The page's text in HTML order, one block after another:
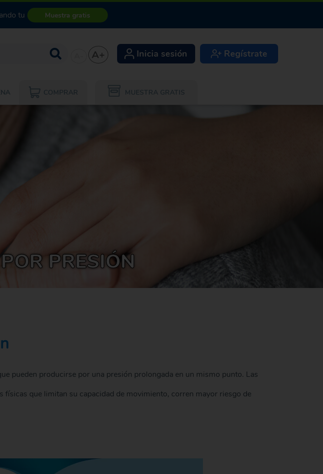
tu Muestra gratis
A+ Inicia sesión Regístrate
COMPRAR MUESTRA GRATIS
PRESIÓN
pueden producirse por una presión prolongada en un mismo punto. Las
que limitan su capacidad de movimiento, corren mayor riesgo de